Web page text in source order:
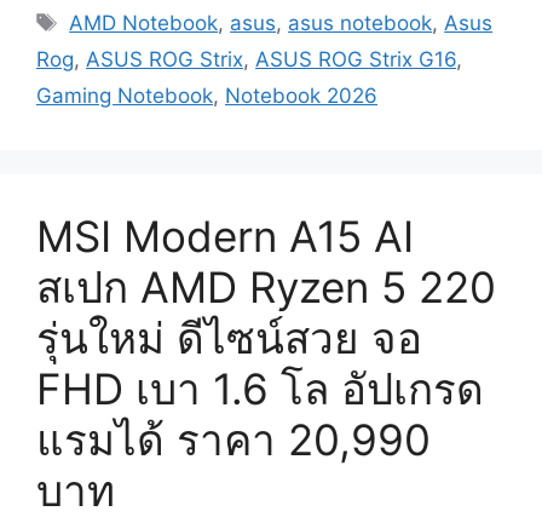
Tags
AMD Notebook, asus, asus notebook, Asus
Rog, ASUS ROG Strix, ASUS ROG Strix G16,
Gaming Notebook, Notebook 2026
MSI Modern A15 AI
สเปก AMD Ryzen 5 220
รุ่นใหม่ ดีไซน์สวย จอ
FHD เบา 1.6 โล อัปเกรด
แรมได้ ราคา 20,990
บาท